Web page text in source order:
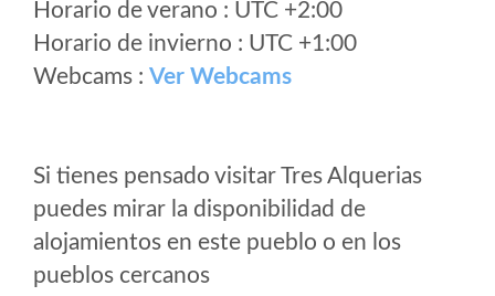
Horario de verano : UTC +2:00
Horario de invierno : UTC +1:00
Webcams : Ver Webcams
Si tienes pensado visitar Tres Alquerias
puedes mirar la disponibilidad de
alojamientos en este pueblo o en los
pueblos cercanos